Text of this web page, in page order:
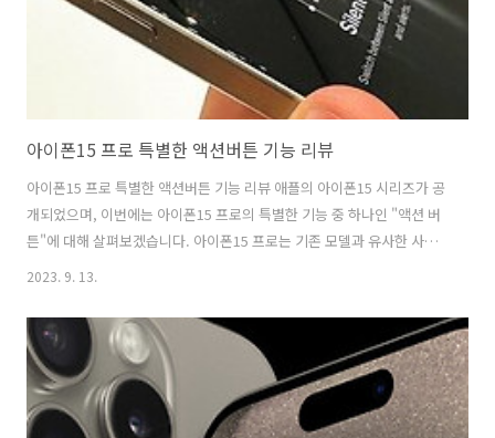
아이폰15 프로 특별한 액션버튼 기능 리뷰
아이폰15 프로 특별한 액션버튼 기능 리뷰 애플의 아이폰15 시리즈가 공
개되었으며, 이번에는 아이폰15 프로의 특별한 기능 중 하나인 "액션 버
튼"에 대해 살펴보겠습니다. 아이폰15 프로는 기존 모델과 유사한 사양
을 갖추고 있지만, 몇 가지 흥미로운 변화와 기능 개선이 있습니다. 다행
시리즈는 기본 모델, 플러스 모델, 고급 모델인 프로, 그리고 프로맥스로
총 4가지 모델로 구성되어 출시되었습니다. 다행히 아이폰15 시리즈 가
격은 이전 모델과 크게 변동하지 않았습니다. 하지만 프로맥스 모델은 저
장 용량이 늘어나면서 가격이 조금 올랐습니다. 이정도의 가격 변동은 저
장 용량에 따른 증가로 어쩔 수 없지만, 다행입니다. 티타늄 소재와 가..
2023. 9. 13.